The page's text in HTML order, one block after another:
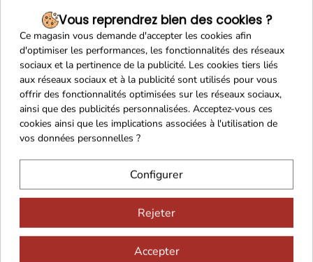
Cépages Assemblage harmonieux de
55%
Cabernet Sauvignon,30% Merlotet 15%
Cabernet Franc, offrant profondeur, complexité et
équilibre.
Garde :À boire sur la jeunesse ou au cours des 5
prochaines années.
Vous reprendrez bien des cookies ?
Ce magasin vous demande d'accepter les cookies afin
d'optimiser les performances, les fonctionnalités des réseaux
sociaux et la pertinence de la publicité. Les cookies tiers liés
aux réseaux sociaux et à la publicité sont utilisés pour vous
offrir des fonctionnalités optimisées sur les réseaux sociaux,
ainsi que des publicités personnalisées. Acceptez-vous ces
cookies ainsi que les implications associées à l'utilisation de
vos données personnelles ?
Configurer
Rejeter
Accepter